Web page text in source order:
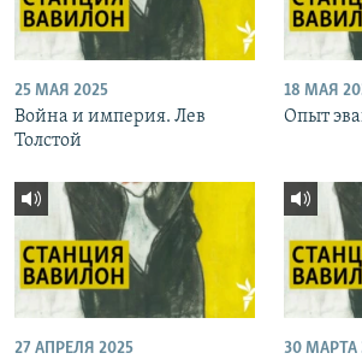
25 МАЯ 2025
Война и империя. Лев
Толстой
18 МАЯ
Опыт
27 АПРЕЛЯ 2025 30 МАРТА